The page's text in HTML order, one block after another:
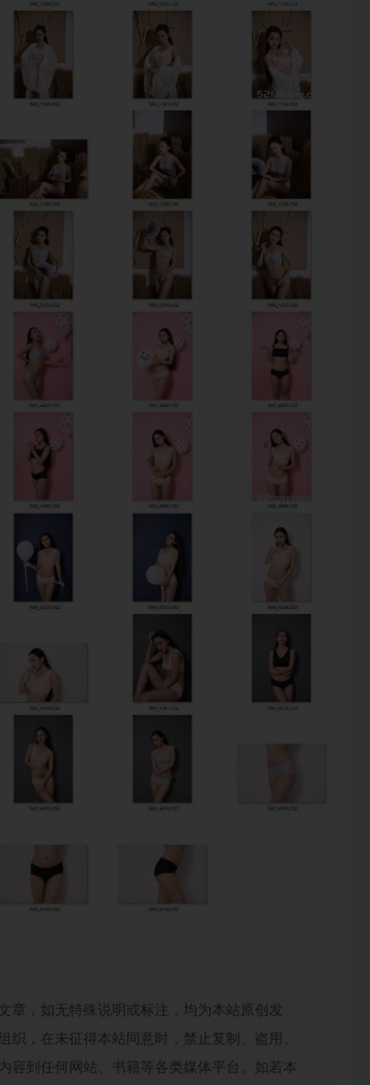
章，如无特殊说明或标注，均为本站原创发
织，在未征得本站同意时，禁止复制、盗用、
容到任何网站、书籍等各类媒体平台。如若本